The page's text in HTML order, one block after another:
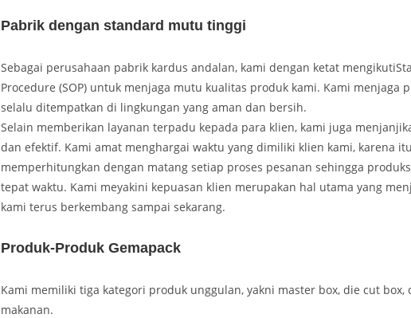
Pabrik dengan standard mutu tinggi
Sebagai perusahaan pabrik kardus andalan, kami dengan ketat
Procedure (SOP) untuk menjaga mutu kualitas produk kami. Kami menjaga
selalu ditempatkan di lingkungan yang aman dan bersih.
Selain memberikan layanan terpadu kepada para klien, kami juga
dan efektif. Kami amat menghargai waktu yang dimiliki klien kami, karena
memperhitungkan dengan matang setiap proses pesanan sehingga
tepat waktu. Kami meyakini kepuasan klien merupakan hal utama yang
kami terus berkembang sampai sekarang.
Produk-Produk Gemapack
Kami memiliki tiga kategori produk unggulan, yakni master box, die cut box,
makanan.